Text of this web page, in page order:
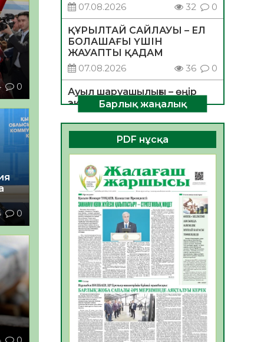
0
0
07.08.2026
32 0
ҚҰРЫЛТАЙ САЙЛАУЫ – ЕЛ
БОЛАШАҒЫ ҮШІН
ЖАУАПТЫ ҚАДАМ
07.08.2026
36 0
Ауыл шаруашылығы – өңір
экономикасының негізгі
тірегі
06.08.2026
44 0
ҚОҒАМДЫҚ БЕЛСЕНДІЛІК –
ЕЛ ДАМУЫНЫҢ НЕГІЗІ
06.08.2026
41
ҚҰРЫЛТАЙ САЙЛАУЫ –
БОЛАШАҚҚА БАСТАР
ЖАУАПТЫ ТАҢДАУ
06.08.2026
43
Инфекциялық ауруларға
қарсы иммундау
жұмыстарының тиімділігі
06.08.2026
46
Көкжөтел ауруы туралы
Барлық жаңалық
PDF нұсқа